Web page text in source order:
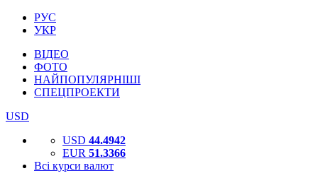
РУС
УКР
ВІДЕО
ФОТО
НАЙПОПУЛЯРНІШІ
СПЕЦПРОЕКТИ
USD
USD 44.4942
EUR 51.3366
Всі курси валют